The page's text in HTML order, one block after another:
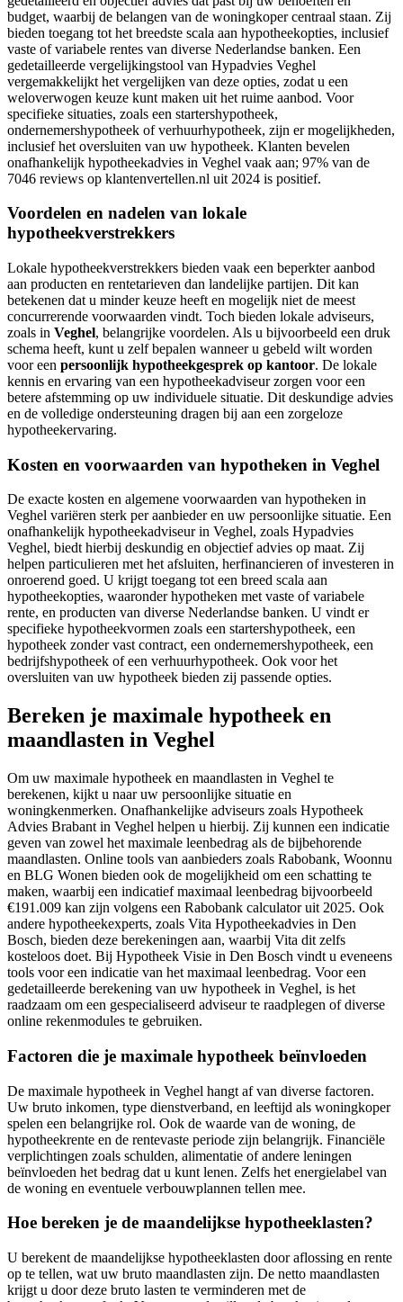
budget, waarbij de belangen van de woningkoper centraal staan. Zij
bieden toegang tot het breedste scala aan hypotheekopties, inclusief
vaste of variabele rentes van diverse Nederlandse banken. Een
gedetailleerde vergelijkingstool van Hypadvies Veghel
vergemakkelijkt het vergelijken van deze opties, zodat u een
weloverwogen keuze kunt maken uit het ruime aanbod. Voor
specifieke situaties, zoals een startershypotheek,
ondernemershypotheek of verhuurhypotheek, zijn er mogelijkheden,
inclusief het oversluiten van uw hypotheek. Klanten bevelen
onafhankelijk hypotheekadvies in Veghel vaak aan; 97% van de
7046 reviews op klantenvertellen.nl uit 2024 is positief.
Voordelen en nadelen van lokale
hypotheekverstrekkers
Lokale hypotheekverstrekkers bieden vaak een beperkter aanbod
aan producten en rentetarieven dan landelijke partijen. Dit kan
betekenen dat u minder keuze heeft en mogelijk niet de meest
concurrerende voorwaarden vindt. Toch bieden lokale adviseurs,
zoals in Veghel, belangrijke voordelen. Als u bijvoorbeeld een druk
schema heeft, kunt u zelf bepalen wanneer u gebeld wilt worden
voor een persoonlijk hypotheekgesprek op kantoor. De lokale
kennis en ervaring van een hypotheekadviseur zorgen voor een
betere afstemming op uw individuele situatie. Dit deskundige advies
en de volledige ondersteuning dragen bij aan een zorgeloze
hypotheekervaring.
Kosten en voorwaarden van hypotheken in Veghel
De exacte kosten en algemene voorwaarden van hypotheken in
Veghel variëren sterk per aanbieder en uw persoonlijke situatie. Een
onafhankelijk hypotheekadviseur in Veghel, zoals Hypadvies
Veghel, biedt hierbij deskundig en objectief advies op maat. Zij
helpen particulieren met het afsluiten, herfinancieren of investeren in
onroerend goed. U krijgt toegang tot een breed scala aan
hypotheekopties, waaronder hypotheken met vaste of variabele
rente, en producten van diverse Nederlandse banken. U vindt er
specifieke hypotheekvormen zoals een startershypotheek, een
hypotheek zonder vast contract, een ondernemershypotheek, een
bedrijfshypotheek of een verhuurhypotheek. Ook voor het
oversluiten van uw hypotheek bieden zij passende opties.
Bereken je maximale hypotheek en
maandlasten in Veghel
Om uw maximale hypotheek en maandlasten in Veghel te
berekenen, kijkt u naar uw persoonlijke situatie en
woningkenmerken. Onafhankelijke adviseurs zoals Hypotheek
Advies Brabant in Veghel helpen u hierbij. Zij kunnen een indicatie
geven van zowel het maximale leenbedrag als de bijbehorende
maandlasten. Online tools van aanbieders zoals Rabobank, Woonnu
en BLG Wonen bieden ook de mogelijkheid om een schatting te
maken, waarbij een indicatief maximaal leenbedrag bijvoorbeeld
€191.009 kan zijn volgens een Rabobank calculator uit 2025. Ook
andere hypotheekexperts, zoals Vita Hypotheekadvies in Den
Bosch, bieden deze berekeningen aan, waarbij Vita dit zelfs
kosteloos doet. Bij Hypotheek Visie in Den Bosch vindt u eveneens
tools voor een indicatie van het maximaal leenbedrag. Voor een
gedetailleerde berekening van uw hypotheek in Veghel, is het
raadzaam om een gespecialiseerd adviseur te raadplegen of diverse
online rekenmodules te gebruiken.
Factoren die je maximale hypotheek beïnvloeden
De maximale hypotheek in Veghel hangt af van diverse factoren.
Uw bruto inkomen, type dienstverband, en leeftijd als woningkoper
spelen een belangrijke rol. Ook de waarde van de woning, de
hypotheekrente en de rentevaste periode zijn belangrijk. Financiële
verplichtingen zoals schulden, alimentatie of andere leningen
beïnvloeden het bedrag dat u kunt lenen. Zelfs het energielabel van
de woning en eventuele verbouwplannen tellen mee.
Hoe bereken je de maandelijkse hypotheeklasten?
U berekent de maandelijkse hypotheeklasten door aflossing en rente
op te tellen, wat uw bruto maandlasten zijn. De netto maandlasten
krijgt u door deze bruto lasten te verminderen met de